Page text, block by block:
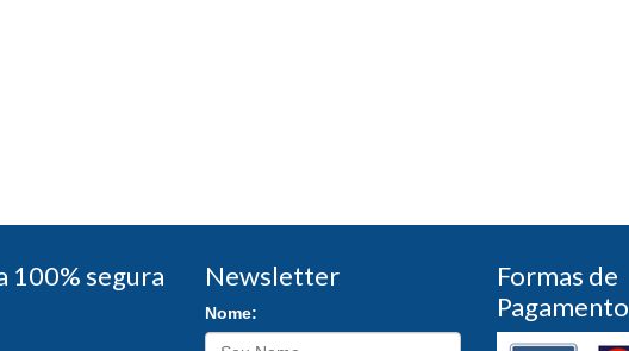
100% segura Newsletter
Nome:
Formas de
Pagamento